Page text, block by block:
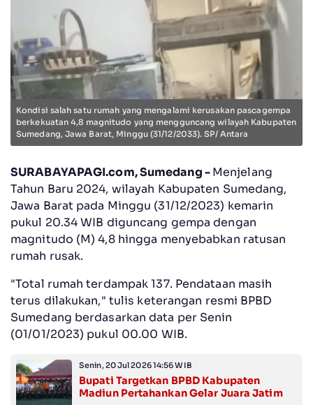
Kondisi salah satu rumah yang mengalami kerusakan pascagempa
berkekuatan 4,8 magnitudo yang mengguncang wilayah Kabupaten
Sumedang, Jawa Barat, Minggu (31/12/2033). SP/ Antara
SURABAYAPAGI.com, Sumedang -Menjelang
Tahun Baru 2024, wilayah Kabupaten Sumedang,
Jawa Barat pada Minggu (31/12/2023) kemarin
pukul 20.34 WIB diguncang gempa dengan
magnitudo (M) 4,8 hingga menyebabkan ratusan
rumah rusak.
"Total rumah terdampak 137. Pendataan masih
terus dilakukan," tulis keterangan resmi BPBD
Sumedang berdasarkan data per Senin
(01/01/2023) pukul 00.00 WIB.
Senin, 20 Jul 2026 14:56 WIB
Bupati Targetkan BPBD Kabupaten
Madiun Pertahankan Gelar Juara Jatim